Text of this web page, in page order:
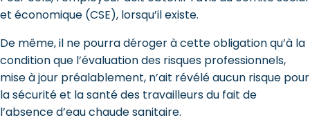
et économique (CSE), lorsqu’il existe.
De même, il ne pourra déroger à cette obligation qu’à la
condition que l’évaluation des risques professionnels,
mise à jour préalablement, n’ait révélé aucun risque pour
la sécurité et la santé des travailleurs du fait de
l’absence d’eau chaude sanitaire.